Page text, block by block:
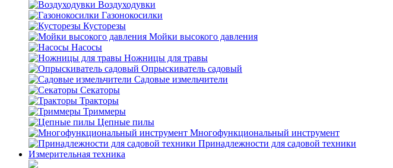
Воздуходувки
Газонокосилки
Кусторезы
Мойки высокого давления
Насосы
Ножницы для травы
Опрыскиватель садовый
Садовые измельчители
Секаторы
Тракторы
Триммеры
Цепные пилы
Многофункциональный инструмент
Принадлежности для садовой техники
Измерительная техника